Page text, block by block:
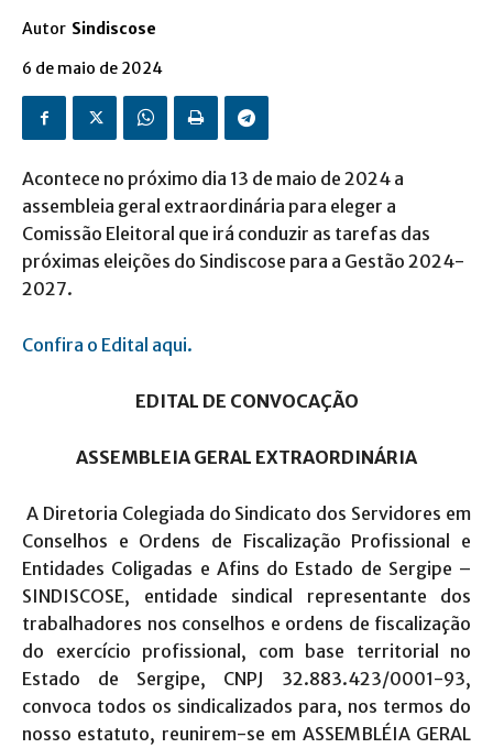
Autor Sindiscose
6 de maio de 2024
Acontece no próximo dia 13 de maio de 2024 a
assembleia geral extraordinária para eleger a
Comissão Eleitoral que irá conduzir as tarefas das
próximas eleições do Sindiscose para a Gestão 2024-
2027.
Confira o Edital aqui.
EDITAL DE CONVOCAÇÃO
ASSEMBLEIA GERAL EXTRAORDINÁRIA
A Diretoria Colegiada do Sindicato dos Servidores em
Conselhos e Ordens de Fiscalização Profissional e
Entidades Coligadas e Afins do Estado de Sergipe –
SINDISCOSE, entidade sindical representante dos
trabalhadores nos conselhos e ordens de fiscalização
do exercício profissional, com base territorial no
Estado de Sergipe, CNPJ 32.883.423/0001-93,
convoca todos os sindicalizados para, nos termos do
nosso estatuto, reunirem-se em ASSEMBLÉIA GERAL